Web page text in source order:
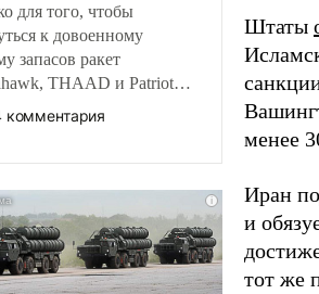
для того, чтобы
к довоенному
запасов ракет
THAAD и Patriot
более трех
небольшая война с
ситуация
многолетний период
США, например,
Китаем.
комментария
Штаты
менее
Иран
и
тот же